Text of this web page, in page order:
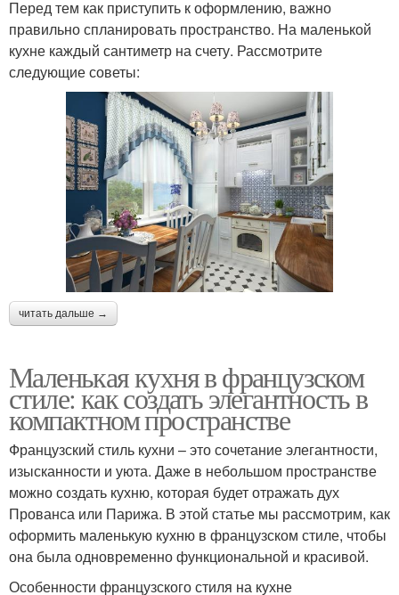
Перед тем как приступить к оформлению, важно
правильно спланировать пространство. На маленькой
кухне каждый сантиметр на счету. Рассмотрите
следующие советы:
читать дальше →
Маленькая кухня в французском
стиле: как создать элегантность в
компактном пространстве
Французский стиль кухни – это сочетание элегантности,
изысканности и уюта. Даже в небольшом пространстве
можно создать кухню, которая будет отражать дух
Прованса или Парижа. В этой статье мы рассмотрим, как
оформить маленькую кухню в французском стиле, чтобы
она была одновременно функциональной и красивой.
Особенности французского стиля на кухне